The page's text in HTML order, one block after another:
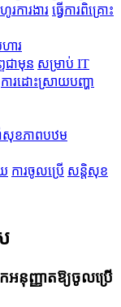
ការងារ ធ្វើការពិគ្រោះ
ារ
ជាមុន សម្រាប់ IT
ការដោះស្រាយបញ្ហា
សុខភាពបឋម
ការចូលប្រើ សន្តិសុខ
អនុញ្ញាតឱ្យចូលប្រើ